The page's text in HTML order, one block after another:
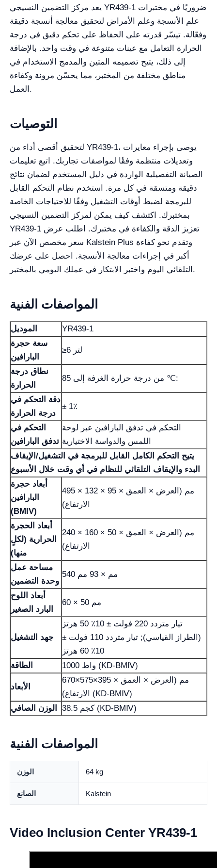
يعد مركز التضمين النسيجي YR439-1 ضروريًا في مختبرات
علم الأنسجة وعلم الأمراض لتحقيق معالجة أنسجة دقيقة
وفعّالة. تيسّر قدرته على الحفاظ على تحكم دقيق في درجة
الحرارة التعامل مع عينات متنوعة في وقت واحد. بالإضافة
إلى ذلك، يتيح تصميمه المتين والمدمج الاستخدام في
مناطق مختلفة من المختبر، مما يحسّن مرونة وكفاءة
العمل.
التوصيات
لتحقيق أقصى أداء من YR439-1، يوصى بإجراء معايرات
وتعديلات منتظمة وفقًا لمواصفات تجاربك. اتبع تعليمات
الصيانة التفصيلية الواردة في دليل المستخدم لضمان نتائج
دقيقة ومتسقة في كل مرة. استخدم نظام التحكم القابل
للبرمجة لضبط أوقات التشغيل وفقًا للاحتياجات الخاصة
بمختبرك. اكتشف كيف يمكن لمركز التضمين النسيجي
YR439-1 تعزيز الدقة والكفاءة في مختبرك. اطلب عرض
سعر مخصص الآن عبر Kalstein Plus وتقدم نحو كفاءة
أكبر في إجراءات معالجة الأنسجة. احصل على عرضك
التلقائي اليوم واختبر الابتكار في عملك اليومي بالمختبر.
المواصفات الفنية
الموديل
YR439-1
سعة حجرة
البارافين
≥6 لتر
نطاق درجة
الحرارة
من درجة حرارة الغرفة إلى 85 ℃:
دقة التحكم في
درجة الحرارة
± 1٪
التحكم في
تدفق البارافين
التحكم في تدفق البارافين عبر لوحة
اللمس والدواسة الاختيارية
يتيح التحكم الكامل القابل للبرمجة في التشغيل/الإيقاف
البدء والإيقاف التلقائي للنظام في أي وقت خلال الأسبوع
أبعاد حجرة
البارافين
(BMIV)
495 × 132 × 95 مم (العرض × العمق ×
الارتفاع)
أبعاد الحجرة
الحرارية (لكلٍ
منها)
240 × 160 × 50 مم (العرض × العمق ×
الارتفاع)
مساحة عمل
وحدة التضمين
540 مم × 93 مم
أبعاد اللوح
البارد الصغير
60 × 50 مم
جهد التشغيل
تيار متردد 220 فولت ± 10٪ 50 هرتز
(الطراز القياسي); تيار متردد 110 فولت ±
10٪ 60 هرتز
الطاقة
1000 واط (KD-BMⅣ)
الأبعاد
670×575×395 مم (العرض × العمق ×
الارتفاع) (KD-BMⅣ)
الوزن الصافي
38.5 كجم (KD-BMⅣ)
المواصفات الفنية
الوزن 64 kg
الصانع Kalstein
Video Inclusion Center YR439-1